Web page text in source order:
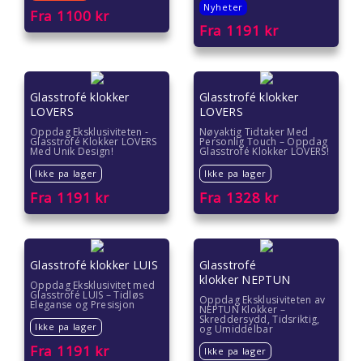
Fra 1100 kr Nyheter
Fra 1191 kr
Glasstrofé klokker
LOVERS
Oppdag Eksklusiviteten -
Glasstrofé Klokker LOVERS
Med Unik Design!
Ikke pa lager
Fra 1191 kr
Glasstrofé klokker
LOVERS
Nøyaktig Tidtaker Med
Personlig Touch – Oppdag
Glasstrofé Klokker LOVERS!
Ikke pa lager
Fra 1328 kr
Glasstrofé klokker LUIS
Oppdag Eksklusivitet med
Glasstrofé LUIS – Tidløs
Eleganse og Presisjon
Ikke pa lager
Fra 1191 kr
Glasstrofé
klokker NEPTUN
Oppdag Eksklusiviteten av
NEPTUN Klokker –
Skreddersydd, Tidsriktig,
og Umiddelbar
Ikke pa lager